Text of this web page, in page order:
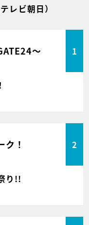
テレビ朝日）
～ 1
ク！ 2
り!!